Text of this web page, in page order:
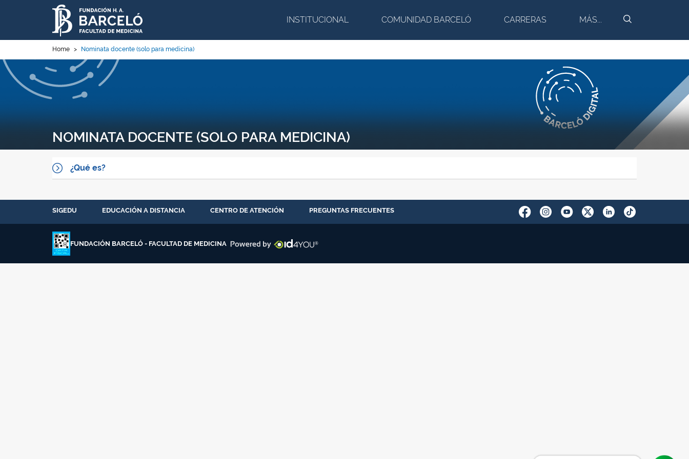
INSTITUCIONAL COMUNIDAD BARCELÓ CARRERAS MÁS... BUSCAR
Home > Nominata docente (solo para medicina)
NOMINATA DOCENTE (SOLO PARA MEDICINA)
¿Qué es?
SIGEDU EDUCACIÓN A DISTANCIA CENTRO DE ATENCIÓN PREGUNTAS FRECUENTES
FUNDACIÓN BARCELÓ - FACULTAD DE MEDICINA